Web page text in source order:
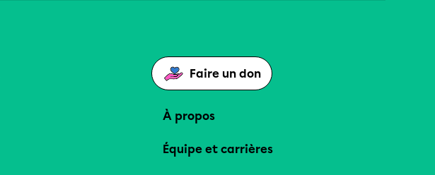
Faire un don
À propos
Équipe et carrières